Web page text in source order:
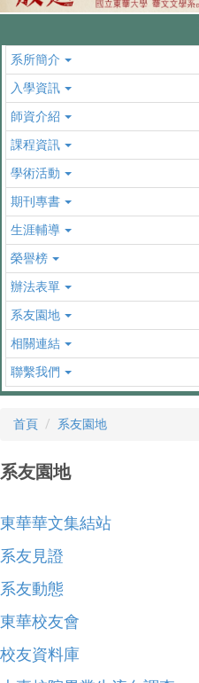
系所簡介
入學資訊
師資介紹
課程資訊
學術活動
期刊專書
生涯輔導
榮譽榜
辦法表單
系友園地
相關連結
聯繫我們
首頁 系友園地
系友園地
東華華文集結站
系友見證
系友動態
東華校友會
校友資料庫